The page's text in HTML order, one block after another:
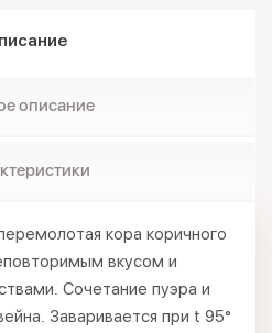
описание
кора коричного
вкусом и
Сочетание пуэра и
Заваривается при t 95°